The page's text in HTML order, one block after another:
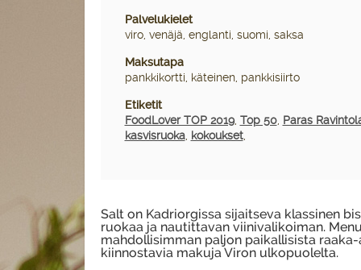
Palvelukielet
viro, venäjä, englanti, suomi, saksa
Maksutapa
pankkikortti, käteinen, pankkisiirto
Etiketit
FoodLover TOP 2019, Top 50, Paras
kasvisruoka, kokoukset,
Salt on Kadriorgissa sijaitseva klassinen
ruokaa ja nautittavan viinivalikoiman.
mahdollisimman paljon paikallisista
kiinnostavia makuja Viron ulkopuolelta.